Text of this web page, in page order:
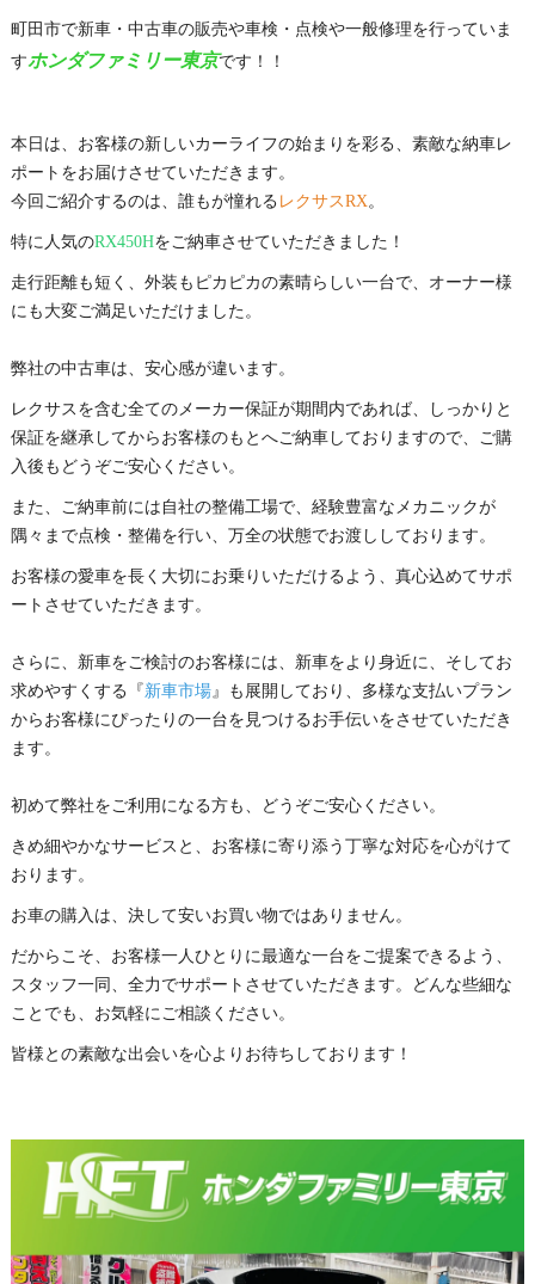
町田市で新車・中古車の販売や車検・点検や一般修理を行っていま
すホンダファミリー東京です！！
本日は、お客様の新しいカーライフの始まりを彩る、素敵な納車レ
ポートをお届けさせていただきます。
今回ご紹介するのは、誰もが憧れる レクサスRX 。
特に人気のRX450Hをご納車させていただきました！
走行距離も短く、外装もピカピカの素晴らしい一台で、オーナー様
にも大変ご満足いただけました。
弊社の中古車は、安心感が違います。
レクサスを含む全てのメーカー保証が期間内であれば、しっかりと
保証を継承してからお客様のもとへご納車しておりますので、ご購
入後もどうぞご安心ください。
また、ご納車前には自社の整備工場で、経験豊富なメカニックが
隅々まで点検・整備を行い、万全の状態でお渡ししております。
お客様の愛車を長く大切にお乗りいただけるよう、真心込めてサポ
ートさせていただきます。
さらに、新車をご検討のお客様には、新車をより身近に、そしてお
求めやすくする『新車市場』も展開しており、多様な支払いプラン
からお客様にぴったりの一台を見つけるお手伝いをさせていただき
ます。
初めて弊社をご利用になる方も、どうぞご安心ください。
きめ細やかなサービスと、お客様に寄り添う丁寧な対応を心がけて
おります。
お車の購入は、決して安いお買い物ではありません。
だからこそ、お客様一人ひとりに最適な一台をご提案できるよう、
スタッフ一同、全力でサポートさせていただきます。どんな些細な
ことでも、お気軽にご相談ください。
皆様との素敵な出会いを心よりお待ちしております！